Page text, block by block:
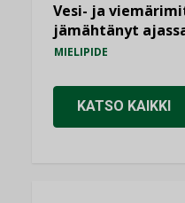
Vesi- ja
jämähtänyt
MIELIPIDE
KATSO KAIKKI